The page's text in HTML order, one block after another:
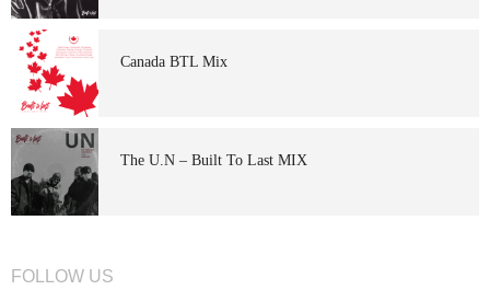
Canada BTL Mix
The U.N – Built To Last MIX
FOLLOW US